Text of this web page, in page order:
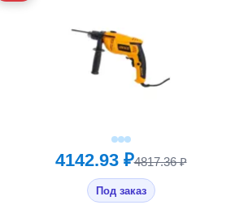
4142.93 ₽4817.36 ₽
Под заказ